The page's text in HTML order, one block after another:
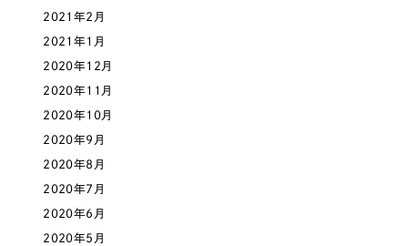
2021年2月
2021年1月
2020年12月
2020年11月
2020年10月
2020年9月
2020年8月
2020年7月
2020年6月
2020年5月